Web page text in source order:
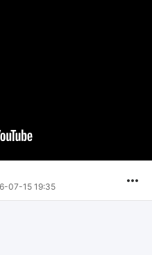
07-15 19:35